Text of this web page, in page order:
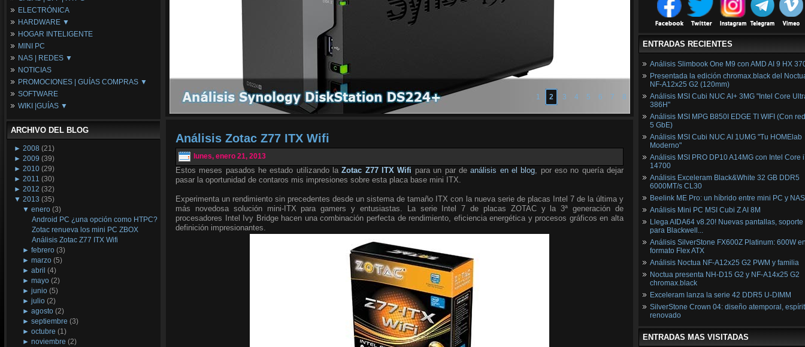
ELECTRÓNICA
HARDWARE ▼
Fuentes de Alimentación
Memória RAM
Placas Base
Procesadores
Periféricos
Refrigeración
Tarjetas Gráficas
HOGAR INTELIGENTE
MINI PC
NAS | REDES ▼
NAS
Espacio Synology
Redes
NOTICIAS
PROMOCIONES | GUÍAS COMPRAS ▼
Configuraciones Ordenadores
Guías de Compras
SOFTWARE
WIKI |GUÍAS ▼
Wikipedia
ARCHIVO DEL BLOG
► 2008 (21)
► 2009 (39)
► 2010 (29)
► 2011 (30)
► 2012 (32)
▼ 2013 (35)
▼enero (3)
Android PC ¿una opción como HTPC?
Zotac renueva los mini PC ZBOX
Análisis Zotac Z77 ITX Wifi
►febrero (3)
►marzo (5)
►abril (4)
►mayo (2)
►junio (5)
►julio (2)
►agosto (2)
►septiembre (3)
►octubre (1)
►noviembre (2)
1 2 3 4 5 6 7 8
Análisis Zotac Z77 ITX Wifi
lunes, enero 21, 2013
Estos meses pasados he estado utilizando laZotac Z77 ITX Wifi para un par deanálisis en el blog, por eso no quería dejar
pasar la oportunidad de contaros mis impresiones sobre esta placa base mini ITX.
Experimenta un rendimiento sin precedentes desde un sistema de tamaño ITX con la nueva serie de placas Intel 7 de la última y
más novedosa solución mini-ITX para gamers y entusiastas. La serie Intel 7 de placas ZOTAC y la 3ª generación de
procesadores Intel Ivy Bridge hacen una combinación perfecta de rendimiento, eficiencia energética y procesos gráficos en alta
definición impresionantes.
ENTRADAS RECIENTES
Análisis Slimbook One M9 con AMD AI 9 HX
Presentada la edición chromax.black del
NF‑A12x25 G2 (120mm)
Análisis MSI Cubi NUC AI+ 3MG "Intel Core
386H"
Análisis MSI MPG B850I EDGE TI WIFI (Con
5 GbE)
Análisis MSI Cubi NUC AI 1UMG "Tu HOMElab
Moderno"
Análisis MSI PRO DP10 A14MG con Intel Core
14700
Análisis Exceleram Black&White 32 GB DDR5
6000MT/s CL30
Beelink ME Pro: un híbrido entre mini PC y NAS
Análisis Mini PC MSI Cubi Z AI 8M
Llega AIDA64 v8.20! Nuevas pantallas, soporte
para Blackwell...
Análisis SilverStone FX600Z Platinum: 600W
formato Flex ATX
Análisis Noctua NF-A12x25 G2 PWM y familia
Noctua presenta NH-D15 G2 y NF-A14x25 G2
chromax.black
Exceleram lanza la serie 42 DDR5 U-DIMM
SilverStone Crown 04: diseño atemporal,
renovado
ENTRADAS MAS VISITADAS